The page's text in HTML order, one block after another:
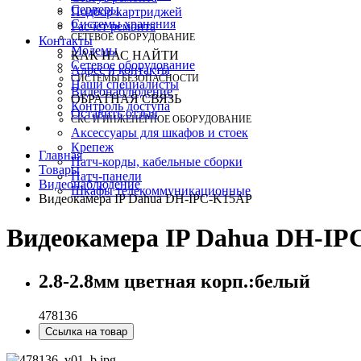
Серверы
Системы хранения
СЕТЕВОЕ ОБОРУДОВАНИЕ
Модемы
Сетевое оборудование
СИСТЕМЫ БЕЗОПАСНОСТИ
Видеонаблюдение
Контроль доступа
СКС И ИНЖЕНЕРНОЕ ОБОРУДОВАНИЕ
Аксессуары для шкафов и стоек
Крепеж
Патч-корды, кабельные сборки
Патч-панели
Шкафы телекоммуникационные
Подбор картриджей
Расчет ремонта
Контакты
КАК НАС НАЙТИ
Адрес и контакты
Наши специалисты
ОБРАТНАЯ СВЯЗЬ
Оставить отзыв
Главная
Товары
Видеонаблюдение
Видеокамера IP Dahua DH-IPC-K15AP
Видеокамера IP Dahua DH-
2.8-2.8мм цветная корп.:белый
478136
Ссылка на товар